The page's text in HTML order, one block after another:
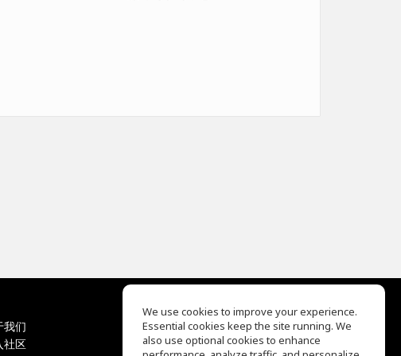
我们
社区
EQ Ear Training
Drum Machine
We use cookies to improve your experience.
Essential cookies keep the site running. We
also use optional cookies to enhance